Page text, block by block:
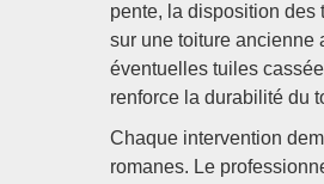
pente, la disposition des
sur une toiture ancienne
éventuelles tuiles
renforce la durabilité du
Chaque intervention
romanes. Le